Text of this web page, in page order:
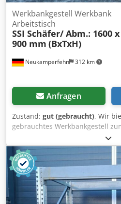
Neukamperfehn 312 km
Werkbankgestell Werkbank
Arbeitstisch
SSI Schäfer/ Abm.: 1600
900 mm (BxTxH)
Anfragen
Zustand: gut (gebraucht), Wir
gebrauchtes Werkbankgestell
Breite: ca. 1.600 mm Höhe: ca.
Technische Daten zum
Schäfer Typ: PR 350/600 Im
02x Werkbankständer,
Materialfarbe: sendz. verzinkt
Ständertiefe: 600 mm Inkl.
Fußplatten Die Ständer sind